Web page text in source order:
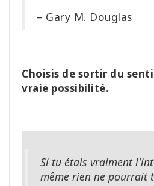
– Gary M. Douglas
Choisis de sortir du
vraie possibilité.
Si tu étais vraiment
même rien ne pourrait